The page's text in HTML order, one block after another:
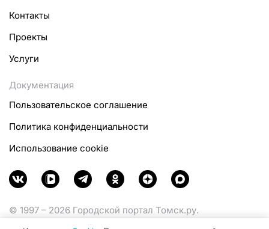
Контакты
Проекты
Услуги
Документация
Пользовательское соглашение
Политика конфиденциальности
Использование cookie
© 1997 – 2026 Городской портал Томск.ру.